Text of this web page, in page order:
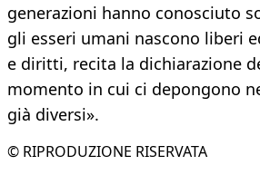
generazioni hanno conosciuto
gli esseri umani nascono liberi
e diritti, recita la dichiarazione
momento in cui ci depongono
già diversi».
© RIPRODUZIONE RISERVATA